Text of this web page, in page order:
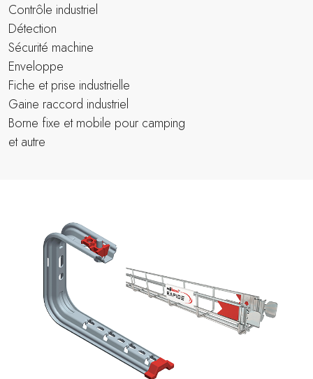
Contrôle industriel
Détection
Sécurité machine
Enveloppe
Fiche et prise industrielle
Gaine raccord industriel
Borne fixe et mobile pour camping
et autre